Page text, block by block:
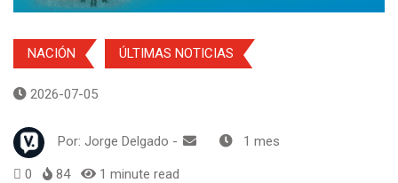
NACIÓN ÚLTIMAS NOTICIAS
2026-07-05
Por: Jorge Delgado - 1 mes
0 84 1 minute read